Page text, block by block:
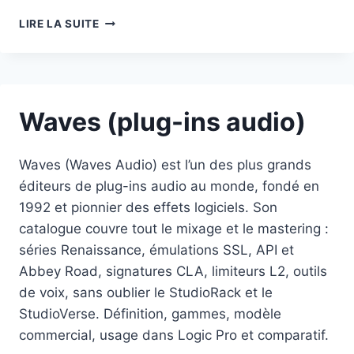
LIRE LA SUITESYNTHÉTISEUR
Waves (plug-ins audio)
Waves (Waves Audio) est l’un des plus grands
éditeurs de plug-ins audio au monde, fondé en
1992 et pionnier des effets logiciels. Son
catalogue couvre tout le mixage et le mastering :
séries Renaissance, émulations SSL, API et
Abbey Road, signatures CLA, limiteurs L2, outils
de voix, sans oublier le StudioRack et le
StudioVerse. Définition, gammes, modèle
commercial, usage dans Logic Pro et comparatif.